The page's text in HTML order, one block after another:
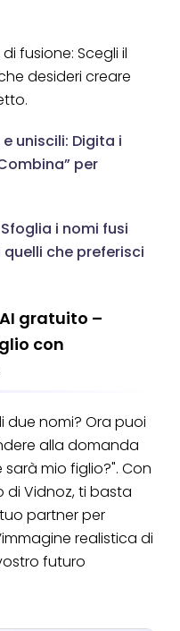
fusione: Scegli il
desideri creare
uniscili: Digita i
per
i nomi fusi
che preferisci
gratuito –
con
due nomi? Ora puoi
alla domanda
mio figlio?". Con
di Vidnoz, ti basta
partner per
realistica di
futuro